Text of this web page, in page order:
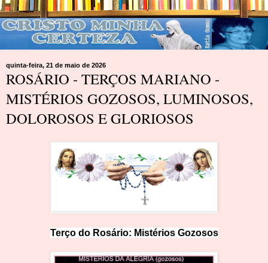
quinta-feira, 21 de maio de 2026
ROSÁRIO - TERÇOS MARIANO -
MISTÉRIOS GOZOSOS, LUMINOSOS,
DOLOROSOS E GLORIOSOS
Terço do Rosário: Mistérios Gozosos